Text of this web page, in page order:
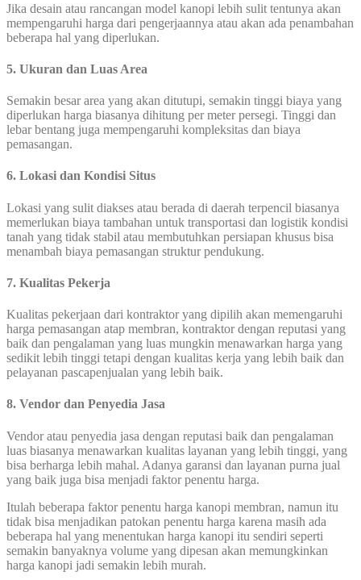
Jika desain atau rancangan model kanopi lebih sulit tentunya akan
mempengaruhi harga dari pengerjaannya atau akan ada penambahan
beberapa hal yang diperlukan.
5. Ukuran dan Luas Area
Semakin besar area yang akan ditutupi, semakin tinggi biaya yang
diperlukan harga biasanya dihitung per meter persegi. Tinggi dan
lebar bentang juga mempengaruhi kompleksitas dan biaya
pemasangan.
6. Lokasi dan Kondisi Situs
Lokasi yang sulit diakses atau berada di daerah terpencil biasanya
memerlukan biaya tambahan untuk transportasi dan logistik kondisi
tanah yang tidak stabil atau membutuhkan persiapan khusus bisa
menambah biaya pemasangan struktur pendukung.
7. Kualitas Pekerja
Kualitas pekerjaan dari kontraktor yang dipilih akan memengaruhi
harga pemasangan atap membran, kontraktor dengan reputasi yang
baik dan pengalaman yang luas mungkin menawarkan harga yang
sedikit lebih tinggi tetapi dengan kualitas kerja yang lebih baik dan
pelayanan pascapenjualan yang lebih baik.
8. Vendor dan Penyedia Jasa
Vendor atau penyedia jasa dengan reputasi baik dan pengalaman
luas biasanya menawarkan kualitas layanan yang lebih tinggi, yang
bisa berharga lebih mahal. Adanya garansi dan layanan purna jual
yang baik juga bisa menjadi faktor penentu harga.
Itulah beberapa faktor penentu harga kanopi membran, namun itu
tidak bisa menjadikan patokan penentu harga karena masih ada
beberapa hal yang menentukan harga kanopi itu sendiri seperti
semakin banyaknya volume yang dipesan akan memungkinkan
harga kanopi jadi semakin lebih murah.